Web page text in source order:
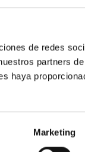
de redes
partners de
haya
Marketing
population
are leading an
supervisors
at the
astrophysics:
telescopes